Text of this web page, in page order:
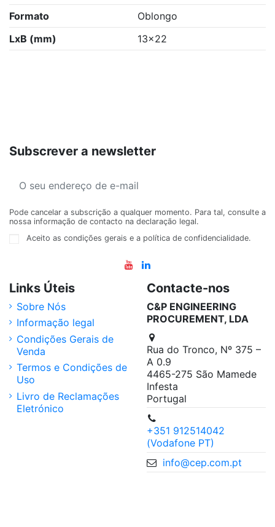
Formato
Oblongo
LxB (mm)
13x22
Subscrever a newsletter
Pode cancelar a subscrição a qualquer momento. Para tal, consulte a
nossa informação de contacto na declaração legal.
Aceito as condições gerais e a política de confidencialidade.
Links Úteis
Sobre Nós
Informação legal
Condições Gerais de
Venda
Termos e Condições de
Uso
Livro de Reclamações
Eletrónico
Contacte-nos
C&P ENGINEERING
PROCUREMENT, LDA
Rua do Tronco, Nº 375 –
A 0.9
4465-275 São Mamede
Infesta
Portugal
+351 912514042
(Vodafone PT)
info@cep.com.pt